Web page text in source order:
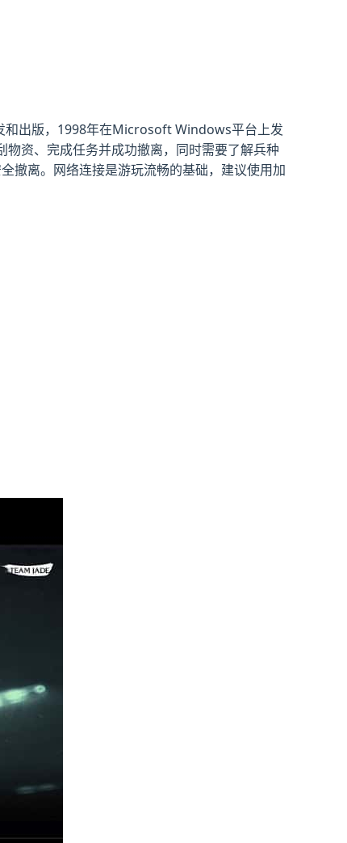
和出版，1998年在Microsoft Windows平台上发
资、完成任务并成功撤离，同时需要了解兵种
撤离。网络连接是游玩流畅的基础，建议使用加